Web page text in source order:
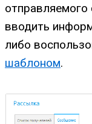
вводить
либо
шаблоном.